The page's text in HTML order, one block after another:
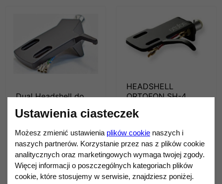
Dual Headshell do
CS 418 / 429 / 518 /
cala Gliwice
129,90 zł
NIEDOSTĘPNY
HEADSHELL
ORTOFON SH-4
DO KOSZYKA
Ustawienia ciasteczek
Możesz zmienić ustawienia plików cookie naszych i
naszych partnerów. Korzystanie przez nas z plików cookie
analitycznych oraz marketingowych wymaga twojej zgody.
Więcej informacji o poszczególnych kategoriach plików
cookie, które stosujemy w serwisie, znajdziesz poniżej.